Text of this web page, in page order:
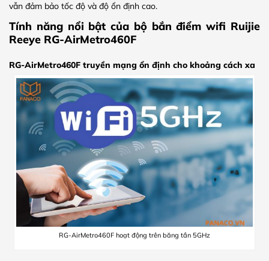
vẫn đảm bảo tốc độ và độ ổn định cao.
Tính năng nổi bật của bộ bắn điểm wifi Ruijie
Reeye RG-AirMetro460F
RG-AirMetro460F truyền mạng ổn định cho khoảng cách xa
RG-AirMetro460F hoạt động trên băng tần 5GHz